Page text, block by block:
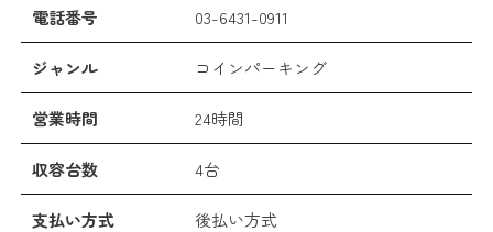
電話番号 03-6431-0911
ジャンル コインパーキング
営業時間 24時間
収容台数 4台
支払い方式 後払い方式